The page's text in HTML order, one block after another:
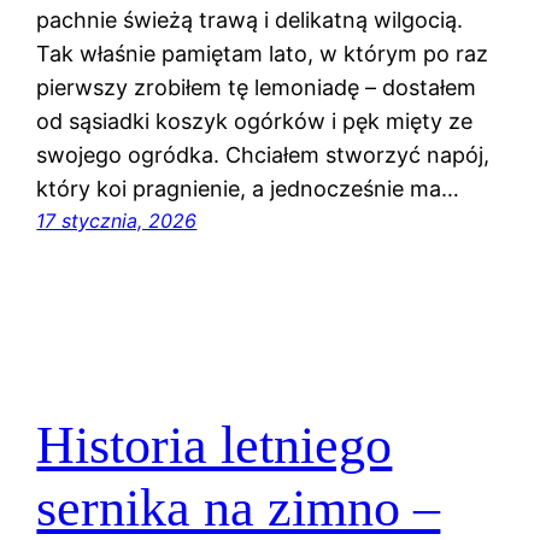
pachnie świeżą trawą i delikatną wilgocią.
Tak właśnie pamiętam lato, w którym po raz
pierwszy zrobiłem tę lemoniadę – dostałem
od sąsiadki koszyk ogórków i pęk mięty ze
swojego ogródka. Chciałem stworzyć napój,
który koi pragnienie, a jednocześnie ma…
17 stycznia, 2026
Historia letniego
sernika na zimno –